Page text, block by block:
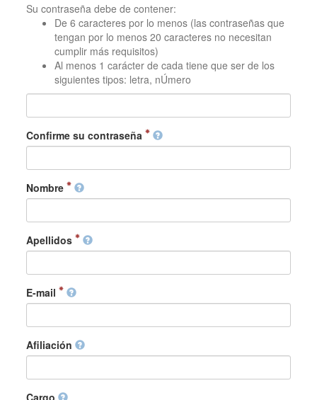
Su contraseña debe de contener:
De 6 caracteres por lo menos (las contraseñas que
tengan por lo menos 20 caracteres no necesitan
cumplir más requisitos)
Al menos 1 carácter de cada tiene que ser de los
siguientes tipos: letra, nÚmero
Confirme su contraseña
Nombre
Apellidos
E-mail
Afiliación
Cargo